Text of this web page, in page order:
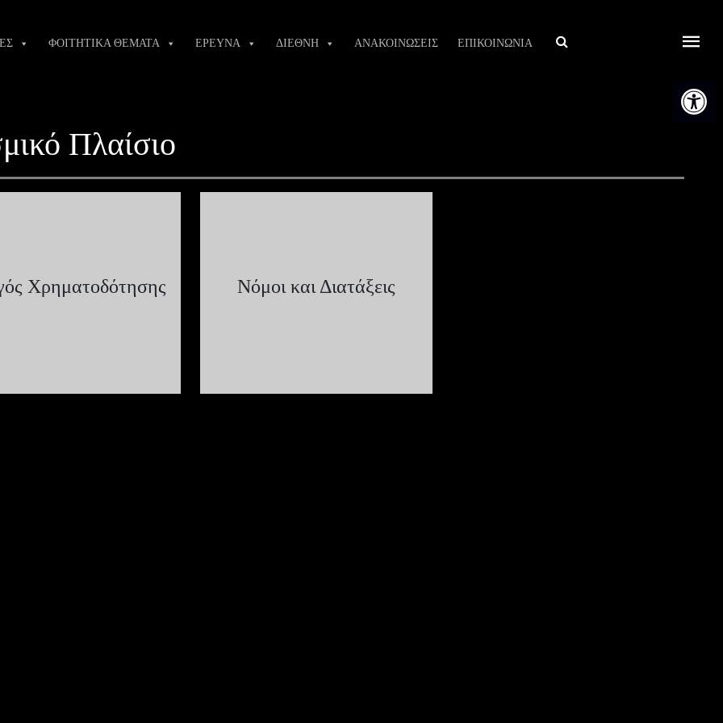
Ανοίξτε
ΦΟΙΤΗΤΙΚΑ ΘΕΜΑΤΑ ΕΡΕΥΝΑ ΔΙΕΘΝΗ ΑΝΑΚΟΙΝΩΣΕΙΣ ΕΠΙΚΟΙΝΩΝΙΑ Αναζήτηση
Πλαίσιο
Χρηματοδότησης Νόμοι και Διατάξεις